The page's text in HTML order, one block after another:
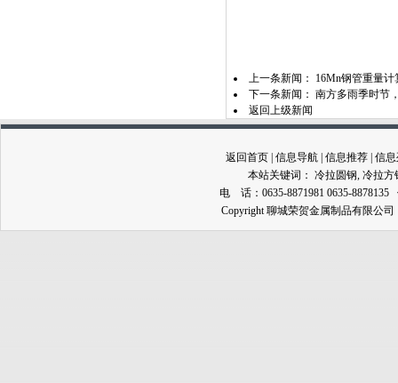
上一条新闻：
16Mn钢管重量
下一条新闻： 南方多雨季时节
返回上级新闻
返回首页 信息导航 信息推荐 信
本站关键词： 冷拉圆钢, 冷拉方
电 话：0635-8871981 0635-
Copyright 聊城荣贺金属制品有限